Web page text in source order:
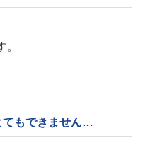
てもできません…